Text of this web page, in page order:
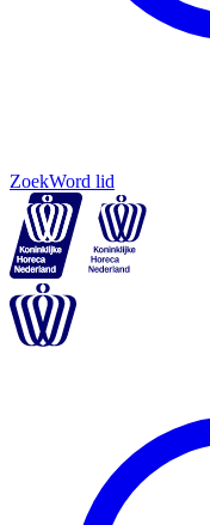
ZoekWord lid